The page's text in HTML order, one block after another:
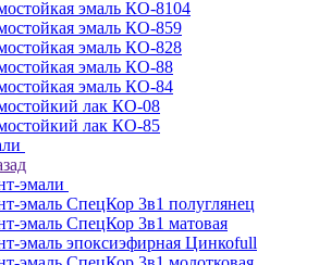
эмаль КО-8104
эмаль КО-859
эмаль КО-828
эмаль КО-88
эмаль КО-84
лак КО-08
лак КО-85
эмали
эмаль СпецКор 3в1 полуглянец
эмаль СпецКор 3в1 матовая
эмаль эпоксиэфирная Цинкоfull